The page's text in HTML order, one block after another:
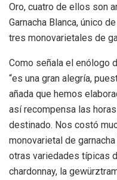
Oro, cuatro de ellos son
Garnacha Blanca, único
tres monovarietales de
Como señala el enólogo
“es una gran alegría,
añada que hemos
así recompensa las
destinado. Nos costó
monovarietal de
otras variedades típicas
chardonnay, la